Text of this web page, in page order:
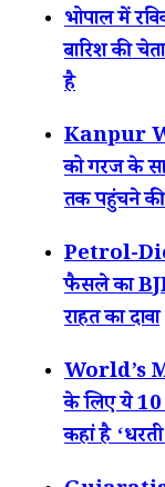
भोपाल में
बारिश की
है
Kanpur
को गरज के
तक पहुंचने
Petrol-
फैसले का
राहत का दावा
World’s
के लिए ये
कहां है ‘धरती